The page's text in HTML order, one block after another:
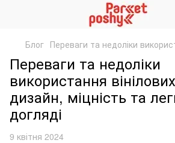
Блог Переваги та недоліки
Переваги та недоліки
використання
дизайн, міцність та
догляді
9 квітня 2024